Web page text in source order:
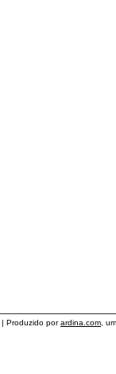
| Produzido porardina.com ,